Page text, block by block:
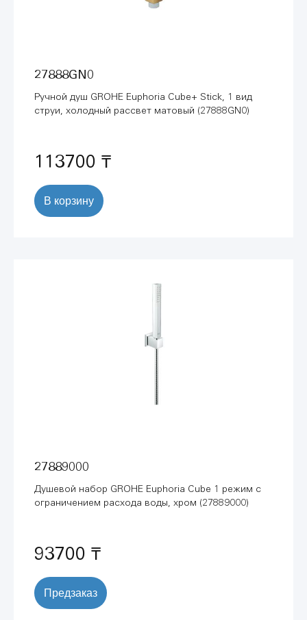
27888GN0
Ручной душ GROHE Euphoria Cube+ Stick, 1 вид
струи, холодный рассвет матовый (27888GN0)
113700 ₸
В корзину
27889000
Душевой набор GROHE Euphoria Cube 1 режим с
ограничением расхода воды, хром (27889000)
93700 ₸
Предзаказ